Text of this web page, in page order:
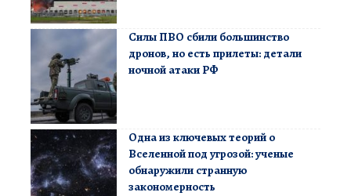
Силы ПВО сбили большинство
дронов, но есть прилеты: детали
ночной атаки РФ
Одна из ключевых теорий о
Вселенной под угрозой: ученые
обнаружили странную
закономерность